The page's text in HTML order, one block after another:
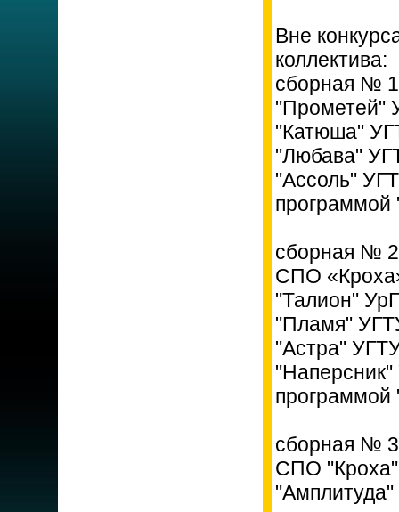
Вне
коллектива:
сборная №
"Катюша"
"Любава"
"Ассоль"
сборная №
СПО
"Талион"
"Пламя"
"Астра"
программой
сборная №
СПО